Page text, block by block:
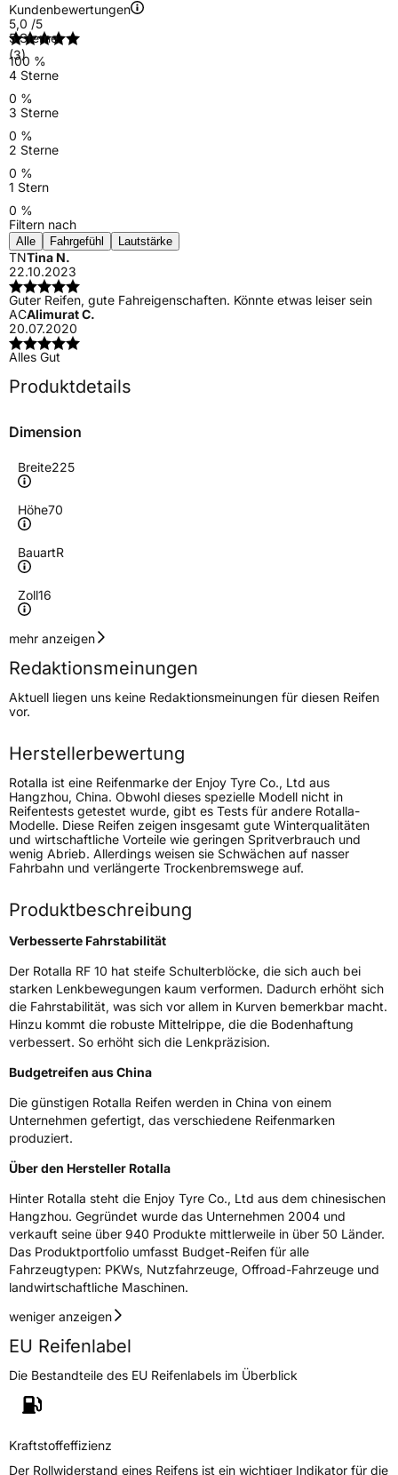
Kundenbewertungen
5,0 /5
(3)
5 Sterne
100 %
4 Sterne
0 %
3 Sterne
0 %
2 Sterne
0 %
1 Stern
0 %
Filtern nach
Alle Fahrgefühl Lautstärke
TNTina N.
22.10.2023
Guter Reifen, gute Fahreigenschaften. Könnte etwas leiser sein
ACAlimurat C.
20.07.2020
Alles Gut
Produktdetails
Dimension
Breite225
Höhe70
BauartR
Zoll16
Geschwindigkeitsindex
Höchstgeschwindigkeit
210 km/h
Lastindex107
Höchstlast975 kg
Generelle Merkmale
FahrzeugtypSUV
VerwendungSommerreifen
Modellname RF 10
Fahrzeugart
PKW & SUV
SchlauchtypTL
ZustandNeureifen
VerstärktXL
EU Label
Effizienz C
NasshaftungC
Rollgeräusch (Klasse)B
Rollgeräusch (dB) 70
FahrzeugklasseC1
Allgemeine Produktsicherheit (GPSR)
mehr anzeigen
Redaktionsmeinungen
Aktuell liegen uns keine Redaktionsmeinungen für diesen Reifen
vor.
Herstellerbewertung
Rotalla ist eine Reifenmarke der Enjoy Tyre Co., Ltd aus
Hangzhou, China. Obwohl dieses spezielle Modell nicht in
Reifentests getestet wurde, gibt es Tests für andere Rotalla-
Modelle. Diese Reifen zeigen insgesamt gute Winterqualitäten
und wirtschaftliche Vorteile wie geringen Spritverbrauch und
wenig Abrieb. Allerdings weisen sie Schwächen auf nasser
Fahrbahn und verlängerte Trockenbremswege auf.
Produktbeschreibung
Verbesserte Fahrstabilität
Der Rotalla RF 10 hat steife Schulterblöcke, die sich auch bei
starken Lenkbewegungen kaum verformen. Dadurch erhöht sich
die Fahrstabilität, was sich vor allem in Kurven bemerkbar macht.
Hinzu kommt die robuste Mittelrippe, die die Bodenhaftung
verbessert. So erhöht sich die Lenkpräzision.
Budgetreifen aus China
Die günstigen Rotalla Reifen werden in China von einem
Unternehmen gefertigt, das verschiedene Reifenmarken
produziert.
Über den Hersteller Rotalla
Hinter Rotalla steht die Enjoy Tyre Co., Ltd aus dem chinesischen
Hangzhou. Gegründet wurde das Unternehmen 2004 und
verkauft seine über 940 Produkte mittlerweile in über 50 Länder.
Das Produktportfolio umfasst Budget-Reifen für alle
Fahrzeugtypen: PKWs, Nutzfahrzeuge, Offroad-Fahrzeuge und
landwirtschaftliche Maschinen.
weniger anzeigen
EU Reifenlabel
Die Bestandteile des EU Reifenlabels im Überblick
Kraftstoffeffizienz
Der Rollwiderstand eines Reifens ist ein wichtiger Indikator für die